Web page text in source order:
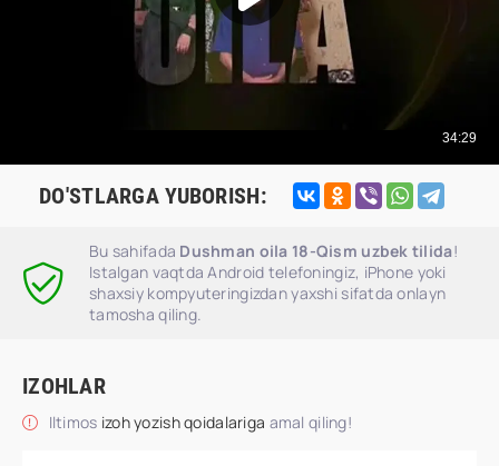
DO'STLARGA YUBORISH:
Bu sahifada Dushman oila 18-Qism uzbek tilida!
Istalgan vaqtda Android telefoningiz, iPhone yoki
shaxsiy kompyuteringizdan yaxshi sifatda onlayn
tamosha qiling.
IZOHLAR
Iltimos izoh yozish qoidalariga amal qiling!